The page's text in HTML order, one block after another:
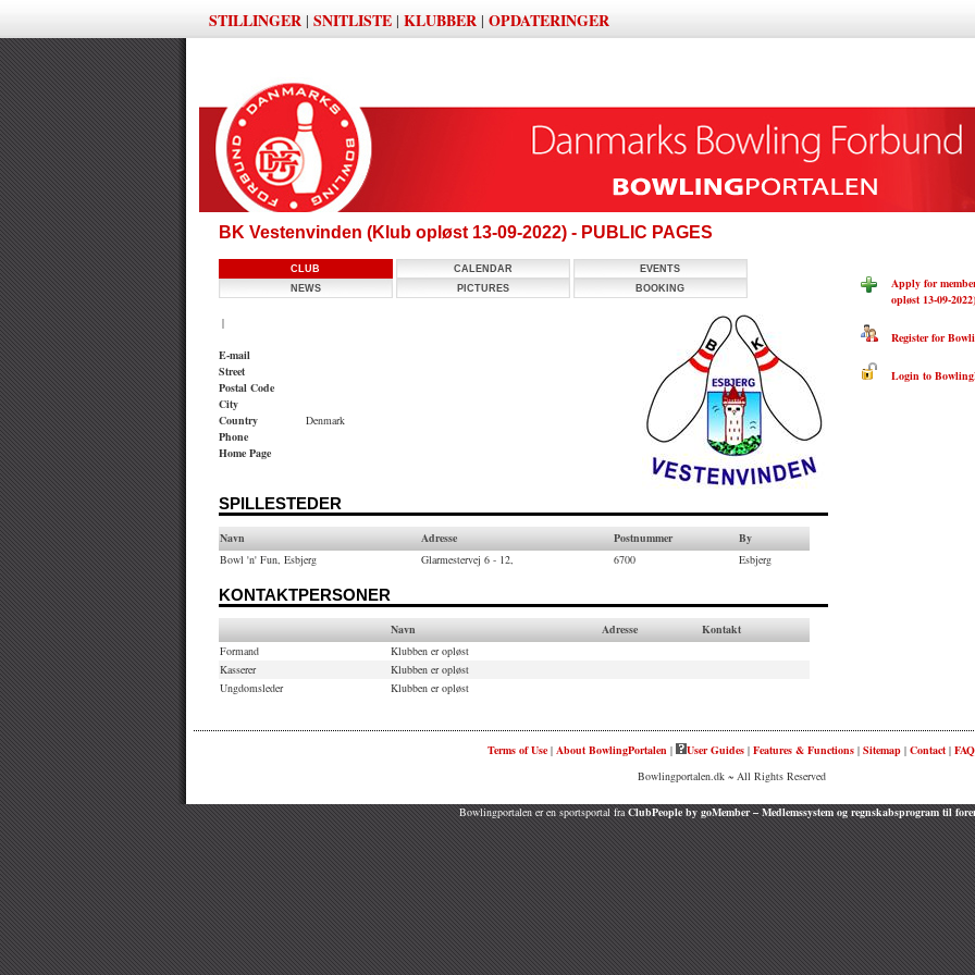
STILLINGER | SNITLISTE | KLUBBER | OPDATERINGER
BK Vestenvinden (Klub opløst 13-09-2022) - PUBLIC PAGES
CLUB CALENDAR
EVENTS
NEWS
PICTURES BOOKING
|
E-mail
Street
Postal Code
City
Country
Denmark
Phone
Home Page
SPILLESTEDER
Navn Adresse Postnummer
By
Bowl 'n' Fun, Esbjerg
Glarmestervej 6 - 12, 6700 Esbjerg
KONTAKTPERSONER
Navn Adresse
Kontakt
Formand
Klubben er opløst
Kasserer
Klubben er opløst
Ungdomsleder
Klubben er opløst
Apply for
opløst 13-09-
Register for
Login to
Terms of Use | About BowlingPortalen | User Guides | Features & Functions | Sitemap | Contact | FAQ
Bowlingportalen.dk ~ All Rights Reserved
Bowlingportalen er en sportsportal fraClubPeople by goMember – Medlemssystem og regnskabsprogram til